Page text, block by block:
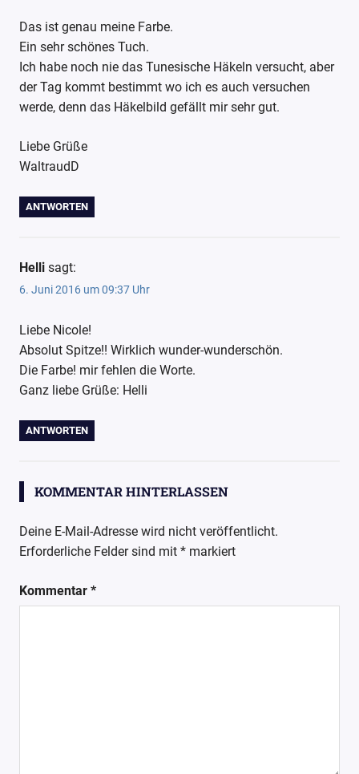
Das ist genau meine Farbe.
Ein sehr schönes Tuch.
Ich habe noch nie das Tunesische Häkeln versucht, aber
der Tag kommt bestimmt wo ich es auch versuchen
werde, denn das Häkelbild gefällt mir sehr gut.
Liebe Grüße
WaltraudD
ANTWORTEN
Helli sagt:
6. Juni 2016 um 09:37 Uhr
Liebe Nicole!
Absolut Spitze!! Wirklich wunder-wunderschön.
Die Farbe! mir fehlen die Worte.
Ganz liebe Grüße: Helli
ANTWORTEN
KOMMENTAR HINTERLASSEN
Deine E-Mail-Adresse wird nicht veröffentlicht.
Erforderliche Felder sind mit * markiert
Kommentar *